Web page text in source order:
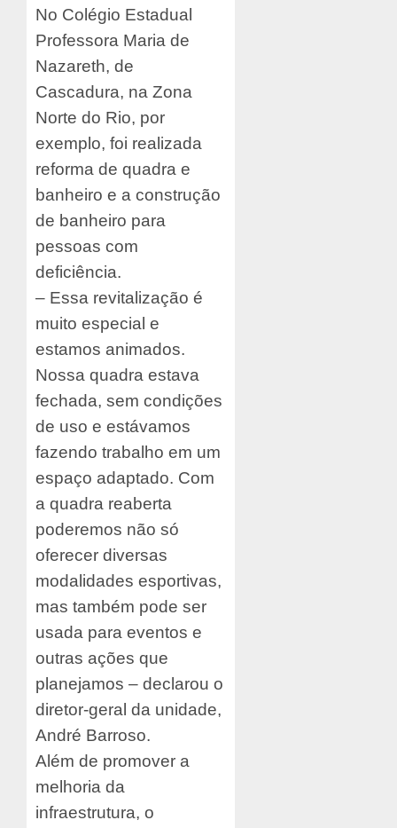
No Colégio Estadual
Professora Maria de
Nazareth, de
Cascadura, na Zona
Norte do Rio, por
exemplo, foi realizada
reforma de quadra e
banheiro e a construção
de banheiro para
pessoas com
deficiência.
– Essa revitalização é
muito especial e
estamos animados.
Nossa quadra estava
fechada, sem condições
de uso e estávamos
fazendo trabalho em um
espaço adaptado. Com
a quadra reaberta
poderemos não só
oferecer diversas
modalidades esportivas,
mas também pode ser
usada para eventos e
outras ações que
planejamos – declarou o
diretor-geral da unidade,
André Barroso.
Além de promover a
melhoria da
infraestrutura, o